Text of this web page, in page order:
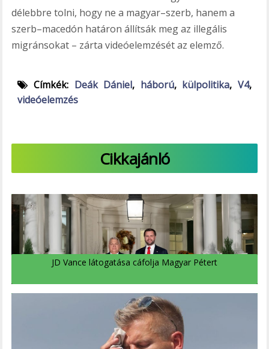
délebbre tolni, hogy ne a magyar–szerb, hanem a
szerb–macedón határon állítsák meg az illegális
migránsokat – zárta videóelemzését az elemző.
Címkék: Deák Dániel, háború, külpolitika, V4,
videóelemzés
Cikkajánló
JD Vance látogatása cáfolja Magyar Pétert